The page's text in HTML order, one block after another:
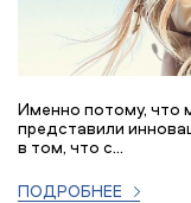
Именно потому, что
представили
в том, что с...
ПОДРОБНЕЕ